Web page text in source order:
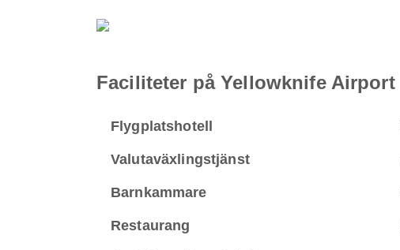
Faciliteter på Yellowknife Airport
Flygplatshotell
Valutaväxlingstjänst
Barnkammare
Restaurang